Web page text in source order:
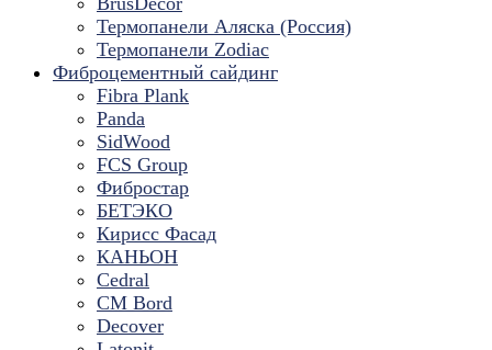
Термопанели Аляска (Россия)
Термопанели Zodiac
Фиброцементный сайдинг
Fibra Plank
Panda
SidWood
FCS Group
Фибростар
БЕТЭКО
Кирисс Фасад
КАНЬОН
Cedral
CM Bord
Decover